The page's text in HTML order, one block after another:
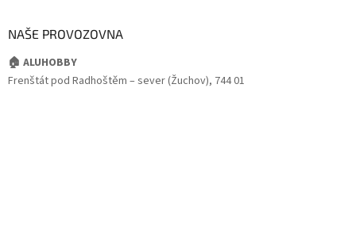
NAŠE PROVOZOVNA
🏠 ALUHOBBY
Frenštát pod Radhoštěm – sever (Žuchov), 744 01